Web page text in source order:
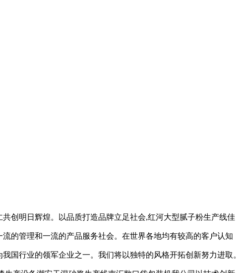
创明日辉煌。以品质打造品牌立足社会,红河大型腻子粉生产线佳
的管理和一流的产品服务社会。在世界各地均有较高的客户认知
国行业的领军企业之一。我们将以独特的风格开拓创新努力进取。